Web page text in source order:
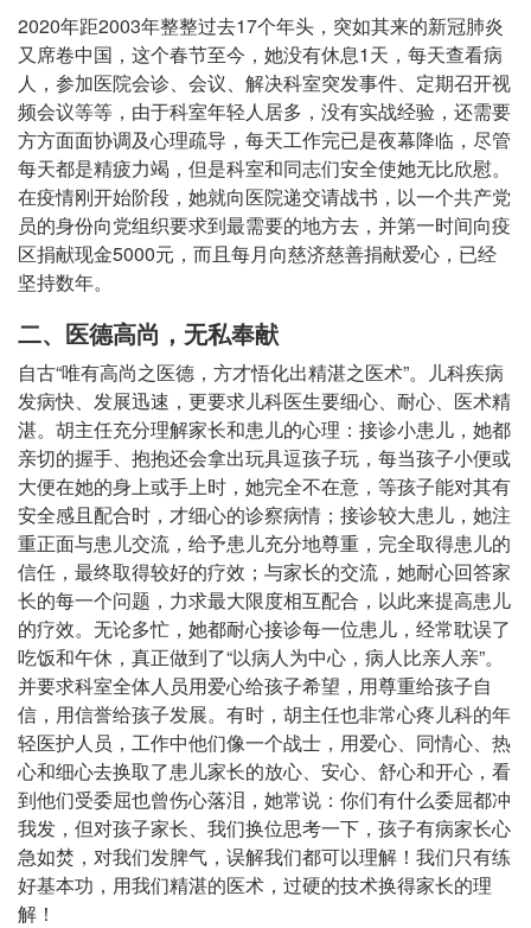
2020年距2003年整整过去17个年头，突如其来的新冠肺炎
又席卷中国，这个春节至今，她没有休息1天，每天查看病
人，参加医院会诊、会议、解决科室突发事件、定期召开视
频会议等等，由于科室年轻人居多，没有实战经验，还需要
方方面面协调及心理疏导，每天工作完已是夜幕降临，尽管
每天都是精疲力竭，但是科室和同志们安全使她无比欣慰。
在疫情刚开始阶段，她就向医院递交请战书，以一个共产党
员的身份向党组织要求到最需要的地方去，并第一时间向疫
区捐献现金5000元，而且每月向慈济慈善捐献爱心，已经
坚持数年。
二、医德高尚，无私奉献
自古“唯有高尚之医德，方才悟化出精湛之医术”。儿科疾病
发病快、发展迅速，更要求儿科医生要细心、耐心、医术精
湛。胡主任充分理解家长和患儿的心理：接诊小患儿，她都
亲切的握手、抱抱还会拿出玩具逗孩子玩，每当孩子小便或
大便在她的身上或手上时，她完全不在意，等孩子能对其有
安全感且配合时，才细心的诊察病情；接诊较大患儿，她注
重正面与患儿交流，给予患儿充分地尊重，完全取得患儿的
信任，最终取得较好的疗效；与家长的交流，她耐心回答家
长的每一个问题，力求最大限度相互配合，以此来提高患儿
的疗效。无论多忙，她都耐心接诊每一位患儿，经常耽误了
吃饭和午休，真正做到了“以病人为中心，病人比亲人亲”。
并要求科室全体人员用爱心给孩子希望，用尊重给孩子自
信，用信誉给孩子发展。有时，胡主任也非常心疼儿科的年
轻医护人员，工作中他们像一个战士，用爱心、同情心、热
心和细心去换取了患儿家长的放心、安心、舒心和开心，看
到他们受委屈也曾伤心落泪，她常说：你们有什么委屈都冲
我发，但对孩子家长、我们换位思考一下，孩子有病家长心
急如焚，对我们发脾气，误解我们都可以理解！我们只有练
好基本功，用我们精湛的医术，过硬的技术换得家长的理
解！